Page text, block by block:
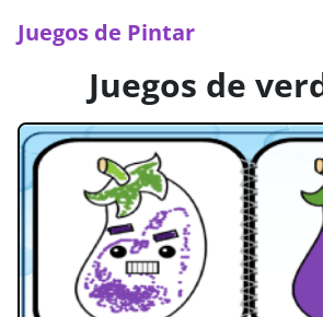
Juegos de Pintar
Juegos de